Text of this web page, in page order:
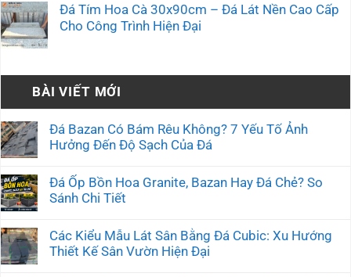
Đá Tím Hoa Cà 30x90cm – Đá Lát Nền Cao Cấp
Cho Công Trình Hiện Đại
BÀI VIẾT MỚI
Đá Bazan Có Bám Rêu Không? 7 Yếu Tố Ảnh
Hưởng Đến Độ Sạch Của Đá
Đá Ốp Bồn Hoa Granite, Bazan Hay Đá Chẻ? So
Sánh Chi Tiết
Các Kiểu Mẫu Lát Sân Bằng Đá Cubic: Xu Hướng
Thiết Kế Sân Vườn Hiện Đại